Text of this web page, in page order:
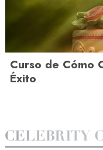
Curso de Cómo
Éxito